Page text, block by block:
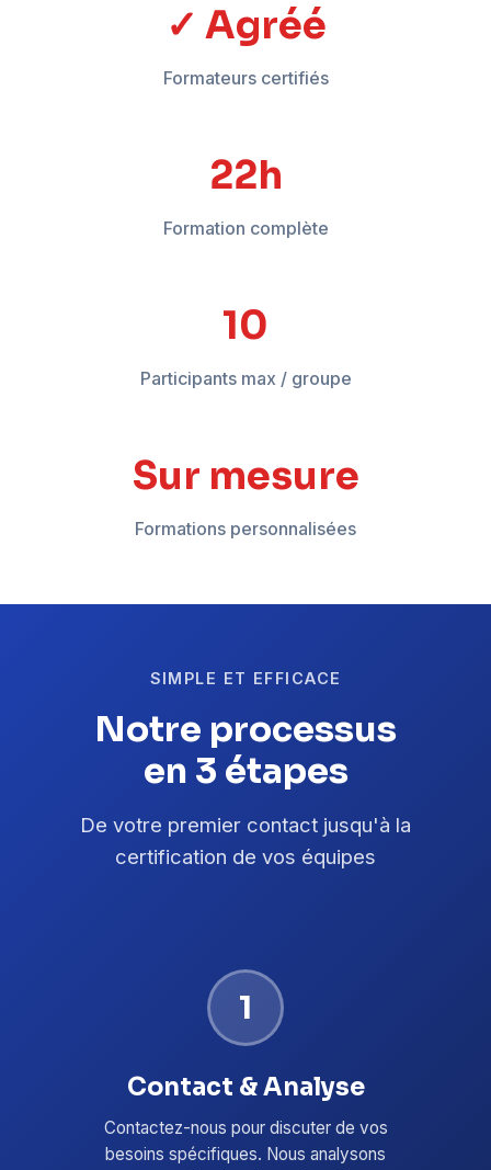
✓ Agréé
Formateurs certifiés
18-24h
Formation complète
12
Participants max / groupe
Sur mesure
Formations personnalisées
SIMPLE ET EFFICACE
Notre processus
en 3 étapes
De votre premier contact jusqu'à la
certification de vos équipes
1
Contact & Analyse
Contactez-nous pour discuter de vos
besoins spécifiques. Nous analysons